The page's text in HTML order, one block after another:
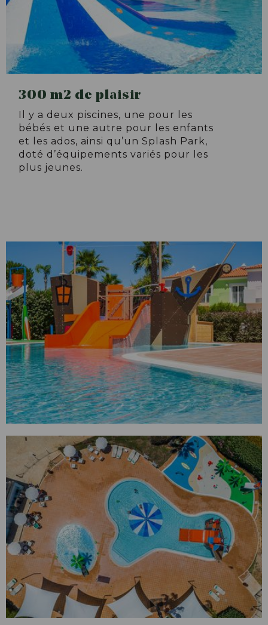
300 m2 de plaisir
Il y a deux piscines, une pour les
bébés et une autre pour les enfants
et les ados, ainsi qu’un Splash Park,
doté d’équipements variés pour les
plus jeunes.